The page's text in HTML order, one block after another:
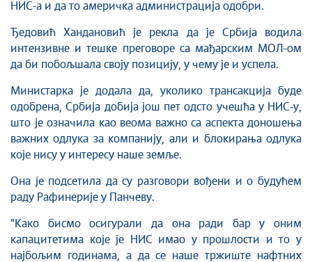
НИС-а и да то америчка администрација одобри.
Ђедовић Хандановић је рекла да је Србија водила
интензивне и тешке преговоре са мађарским МОЛ-ом
да би побољшала своју позицију, у чему је и успела.
Министарка је додала да, уколико трансакција буде
одобрена, Србија добија још пет одсто учешћа у НИС-у,
што је означила као веома важно са аспекта доношења
важних одлука за компанију, али и блокирања одлука
које нису у интересу наше земље.
Она је подсетила да су разговори вођени и о будућем
раду Рафинерије у Панчеву.
"Како бисмо осигурали да она ради бар у оним
капацитетима које је НИС имао у прошлости и то у
најбољим годинама, а да се наше тржиште нафтних